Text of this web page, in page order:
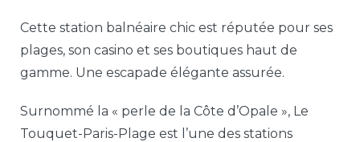
Cette station balnéaire chic est réputée pour ses
plages, son casino et ses boutiques haut de
gamme. Une escapade élégante assurée.
Surnommé la « perle de la Côte d’Opale », Le
Touquet-Paris-Plage est l’une des stations